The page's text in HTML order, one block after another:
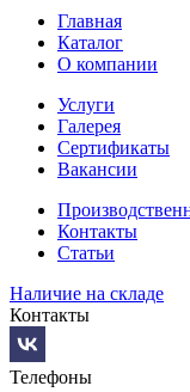
Главная
Каталог
О компании
Услуги
Галерея
Сертификаты
Вакансии
Контакты
Статьи
Наличие на складе
Контакты
Телефоны